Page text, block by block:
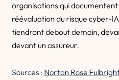
organisations qui
réévaluation du risque cyber-
tiendront debout demain,
devant un assureur.
Sources : Norton Rose